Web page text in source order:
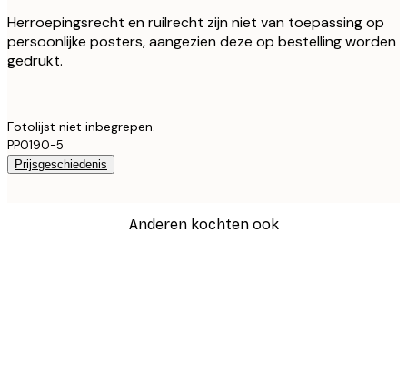
Herroepingsrecht en ruilrecht zijn niet van toepassing op
persoonlijke posters, aangezien deze op bestelling worden
gedrukt.
Fotolijst niet inbegrepen.
PP0190-5
Prijsgeschiedenis
Anderen kochten ook